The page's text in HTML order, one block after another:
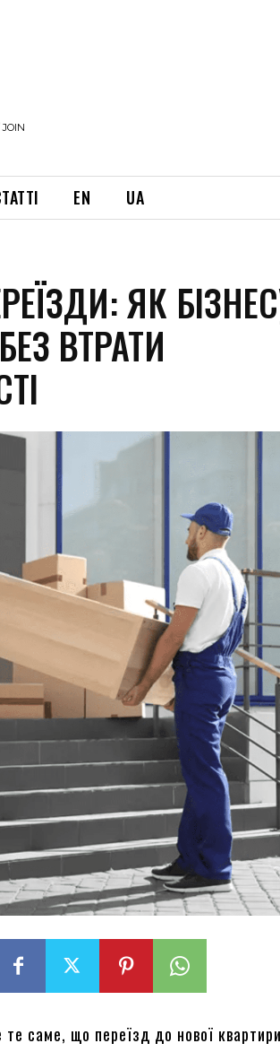
EN UA
ЯК
ВТРАТИ
саме, що переїзд до нової